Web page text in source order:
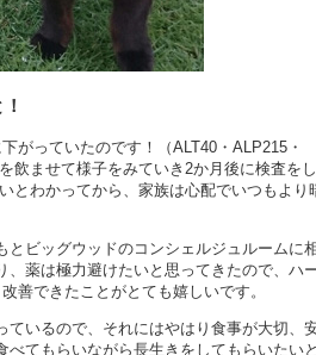
がっていたのです！（ALT40・ALP215・
飲ませて様子をみていき2か月後に検査をし
とわかってから、家族は心配でいつもより
ビッグウッドのコンシェルジュルームに
薬は極力避けたいと思ってきたので、ハ
善できたことがとても嬉しいです。
いるので、それにはやはり食事が大切、
てもらいながら長生きをしてもらいたいと